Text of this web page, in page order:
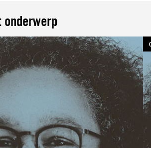
onderwerp